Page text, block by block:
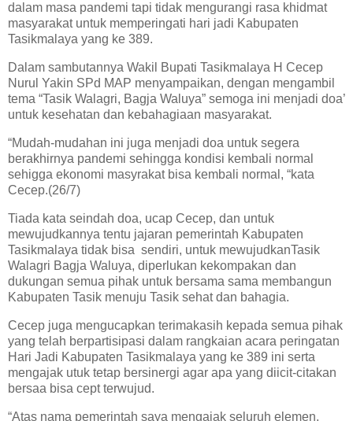
dalam masa pandemi tapi tidak mengurangi rasa khidmat
masyarakat untuk memperingati hari jadi Kabupaten
Tasikmalaya yang ke 389.
Dalam sambutannya Wakil Bupati Tasikmalaya H Cecep
Nurul Yakin SPd MAP menyampaikan, dengan mengambil
tema “Tasik Walagri, Bagja Waluya” semoga ini menjadi doa’
untuk kesehatan dan kebahagiaan masyarakat.
“Mudah-mudahan ini juga menjadi doa untuk segera
berakhirnya pandemi sehingga kondisi kembali normal
sehigga ekonomi masyrakat bisa kembali normal, “kata
Cecep.(26/7)
Tiada kata seindah doa, ucap Cecep, dan untuk
mewujudkannya tentu jajaran pemerintah Kabupaten
Tasikmalaya tidak bisa sendiri, untuk mewujudkanTasik
Walagri Bagja Waluya, diperlukan kekompakan dan
dukungan semua pihak untuk bersama sama membangun
Kabupaten Tasik menuju Tasik sehat dan bahagia.
Cecep juga mengucapkan terimakasih kepada semua pihak
yang telah berpartisipasi dalam rangkaian acara peringatan
Hari Jadi Kabupaten Tasikmalaya yang ke 389 ini serta
mengajak utuk tetap bersinergi agar apa yang diicit-citakan
bersaa bisa cept terwujud.
“Atas nama pemerintah saya mengajak seluruh elemen,